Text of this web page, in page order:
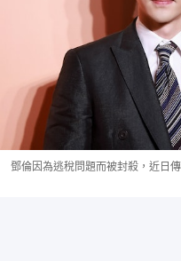
鄧倫因為逃稅問題而被封殺，近日